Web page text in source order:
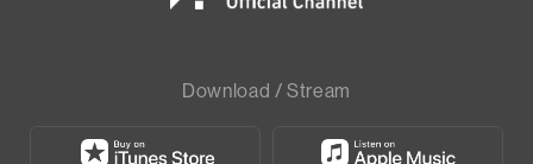
Download / Stream